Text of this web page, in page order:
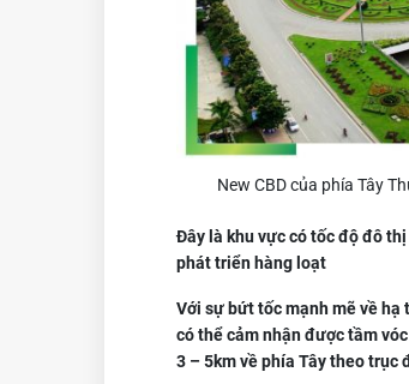
New CBD của phía Tây
Đây là khu vực có tốc độ đô
phát triển hàng loạt
Với sự bứt tốc mạnh mẽ về
có thể cảm nhận được tầm
3 – 5km về phía Tây theo trục